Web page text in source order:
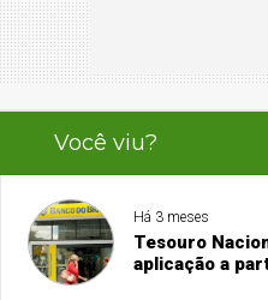
Você viu?
Há 3 meses
Tesouro
aplicação a